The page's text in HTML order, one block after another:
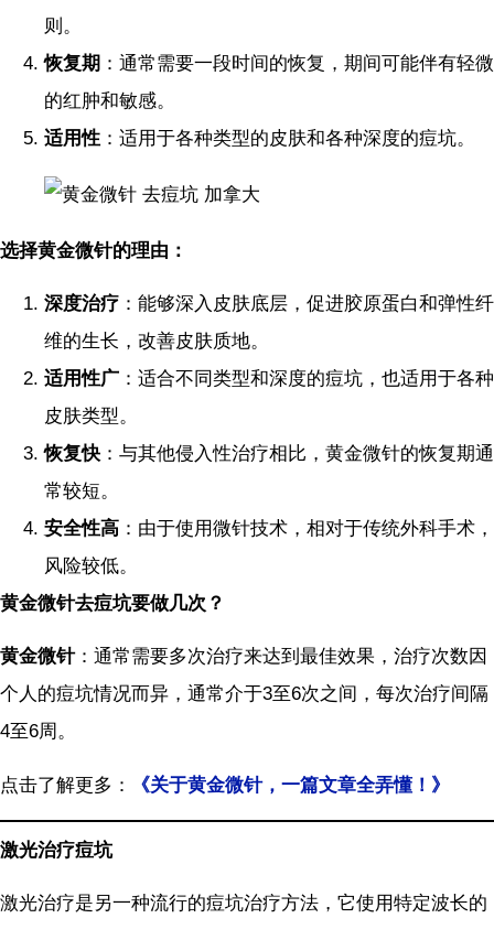
则。
恢复期 ：通常需要一段时间的恢复，期间可能伴有轻微
的红肿和敏感。
适用性 ：适用于各种类型的皮肤和各种深度的痘坑。
选择黄金微针的理由：
深度治疗 ：能够深入皮肤底层，促进胶原蛋白和弹性纤
维的生长，改善皮肤质地。
适用性广 ：适合不同类型和深度的痘坑，也适用于各种
皮肤类型。
恢复快 ：与其他侵入性治疗相比，黄金微针的恢复期通
常较短。
安全性高 ：由于使用微针技术，相对于传统外科手术，
风险较低。
黄金微针去痘坑要做几次？
黄金微针：通常需要多次治疗来达到最佳效果，治疗次数因
个人的痘坑情况而异，通常介于3至6次之间，每次治疗间隔
4至6周。
点击了解更多： 《关于黄金微针，一篇文章全弄懂！》
激光治疗痘坑
激光治疗是另一种流行的痘坑治疗方法，它使用特定波长的